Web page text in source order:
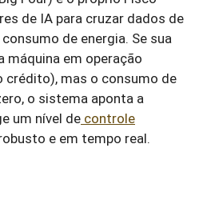
de IA para cruzar dados de
de energia. Se sua
máquina em operação
crédito), mas o consumo de
o sistema aponta a
um nível de controle
e em tempo real.